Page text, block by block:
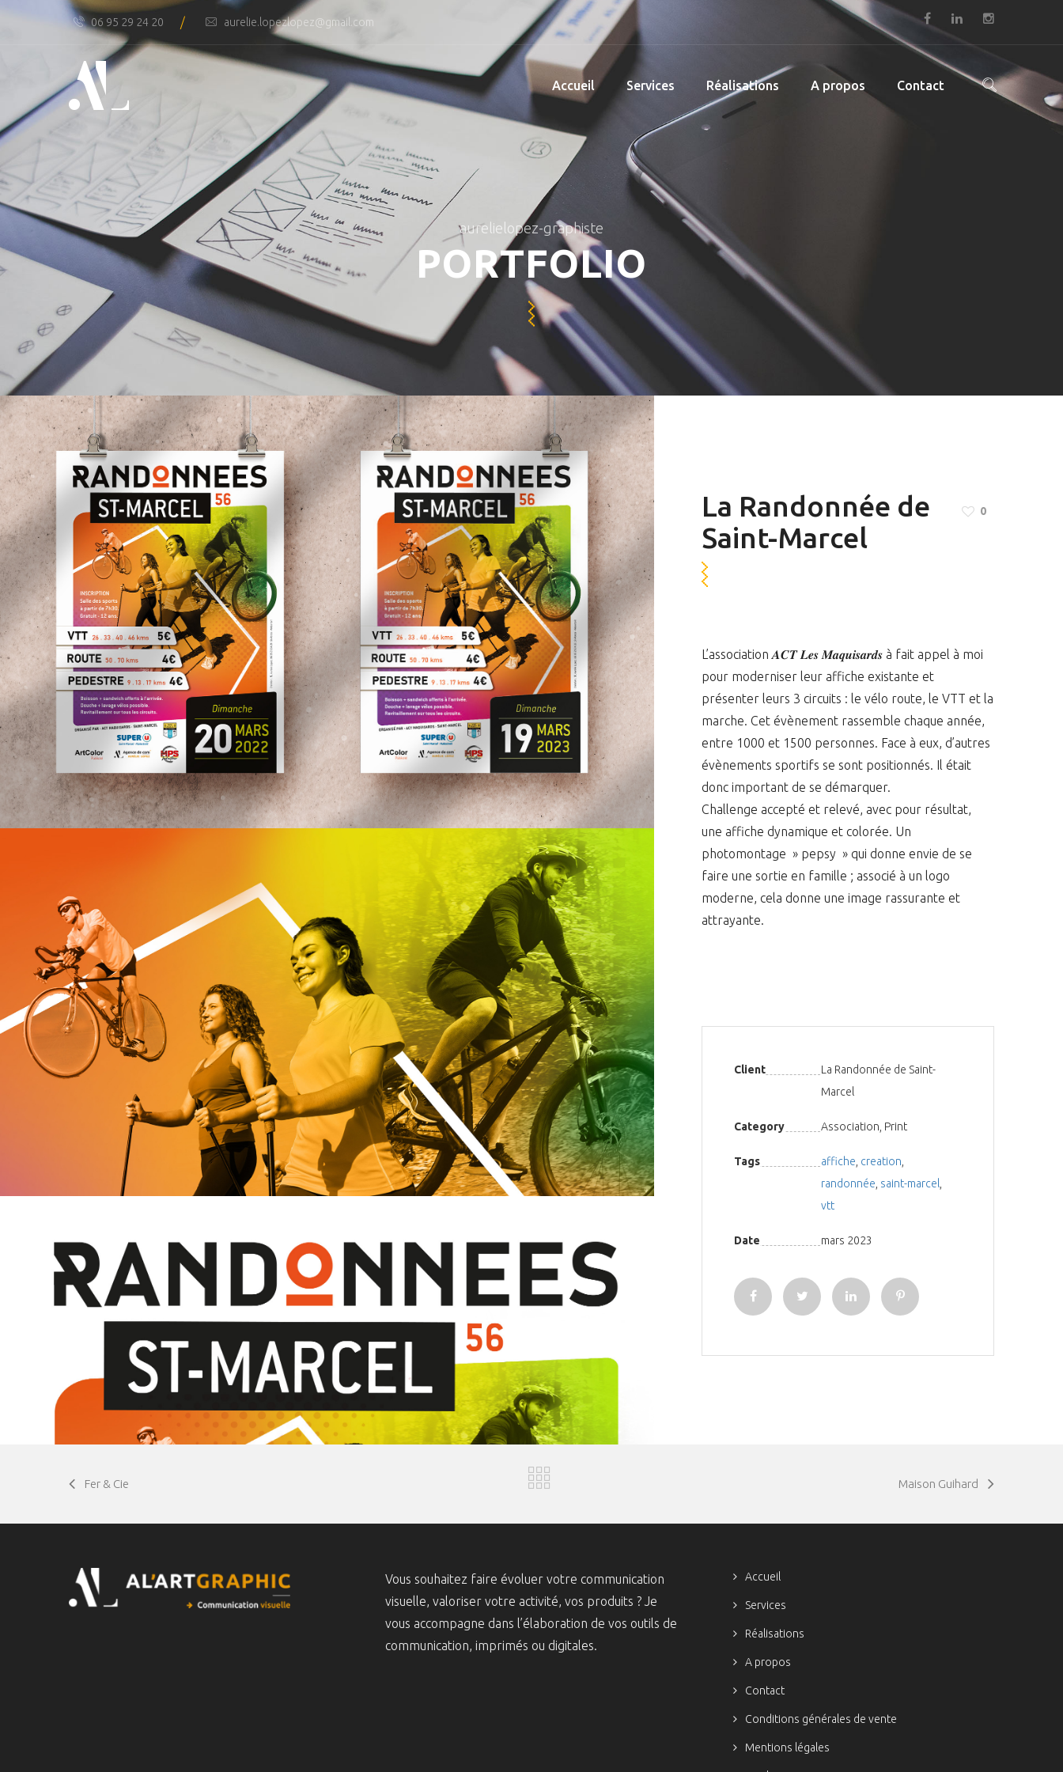
06 95 29 24 20 / aurelie.lopezlopez@gmail.com
Accueil Services Réalisations A propos Contact
aurelielopez-graphiste
PORTFOLIO
La Randonnée de
Saint-Marcel
0
L’association 𝑨𝑪𝑻 𝑳𝒆𝒔 𝑴𝒂𝒒𝒖𝒊𝒔𝒂𝒓𝒅𝒔 à fait appel à moi
pour moderniser leur affiche existante et
présenter leurs 3 circuits : le vélo route, le VTT et la
marche. Cet évènement rassemble chaque année,
entre 1000 et 1500 personnes. Face à eux, d’autres
évènements sportifs se sont positionnés. Il était
donc important de se démarquer.
Challenge accepté et relevé, avec pour résultat,
une affiche dynamique et colorée. Un
photomontage » pepsy » qui donne envie de se
faire une sortie en famille ; associé à un logo
moderne, cela donne une image rassurante et
attrayante.
Client
La Randonnée de Saint-
Marcel
Category Association, Print
Tags affiche creation
randonnée saint-marcel
vtt
Date mars 2023
Fer & Cie Maison Guihard
Vous souhaitez faire évoluer votre communication
visuelle, valoriser votre activité, vos produits ? Je
vous accompagne dans l’élaboration de vos outils de
communication, imprimés ou digitales.
Accueil
Services
Réalisations
A propos
Contact
Conditions générales de vente
Mentions légales